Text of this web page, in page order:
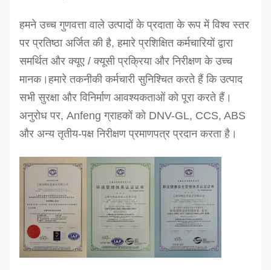
हमने उच्च गुणवत्ता वाले उत्पादों के प्रदाता के रूप में विश्व स्तर
पर प्रतिष्ठा अर्जित की है, हमारे प्रशिक्षित कर्मचारियों द्वारा
समर्थित और क्यूए / क्यूसी प्रक्रिया और निरीक्षण के उच्च
मानक।हमारे तकनीकी कर्मचारी सुनिश्चित करते हैं कि उत्पाद
सभी सुरक्षा और विनिर्माण आवश्यकताओं को पूरा करते हैं।
अनुरोध पर, Anfeng ग्राहकों को DNV-GL, CCS, ABS
और अन्य तृतीय-पक्ष निरीक्षण प्रमाणपत्र प्रदान करता है।